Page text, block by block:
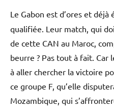
Le Gabon est d’ores et déjà
qualifiée. Leur match, qui
de cette CAN au Maroc,
beurre ? Pas tout à fait.
à aller chercher la victoire
ce groupe F, qu’elle
Mozambique, qui